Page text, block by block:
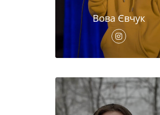
Вова Євчук